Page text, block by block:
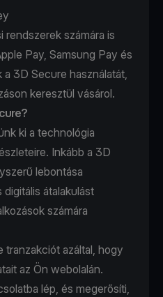
számára is
Pay, Samsung Pay és
3D Secure használatát,
keresztül vásárol.
ki a technológia
Inkább a 3D
lebontása
átalakulást
számára
tranzakciót azáltal, hogy
az Ön webolalán.
lép, és megerősíti,